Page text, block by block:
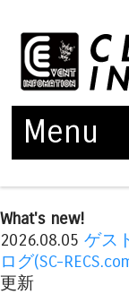
Menu
What's new!
2026.08.05 ゲス
ログ(SC-
更新